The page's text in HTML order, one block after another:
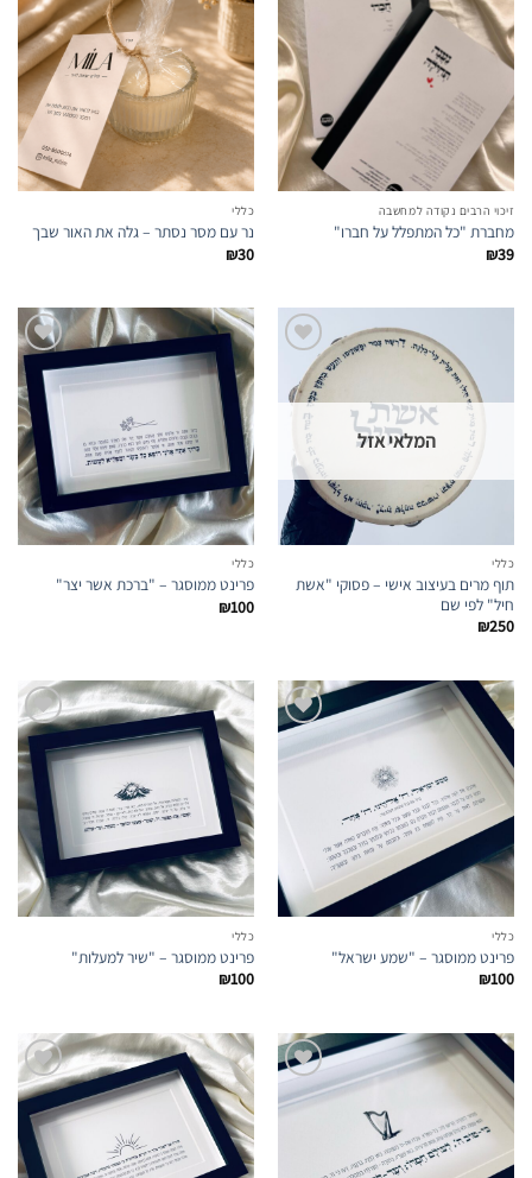
הוספה
לרשימת
המועדפים
זיכוי הרבים נקודה למחשבה
מחברת "כל המתפלל על חברו"
₪39
הוספה
לרשימת
המועדפים
כללי
נר עם מסר נסתר – גלה את האור שבך
₪30
הוספה
לרשימת
המועדפים
המלאי אזל
כללי
תוף מרים בעיצוב אישי – פסוקי "אשת
חיל" לפי שם
₪250
הוספה
לרשימת
המועדפים
כללי
פרינט ממוסגר – "ברכת אשר יצר"
₪100
כללי
פרינט ממוסגר – "שמע ישראל"
₪100
הוספה
לרשימת
המועדפים
כללי
פרינט ממוסגר – "שיר למעלות"
₪100
הוספה
לרשימת
המועדפים